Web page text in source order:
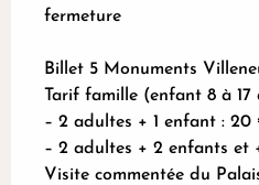
fermeture
Billet 5 Monuments
Tarif famille (enfant 8 à 17
– 2 adultes + 1 enfant : 20
– 2 adultes + 2 enfants et
Visite commentée du